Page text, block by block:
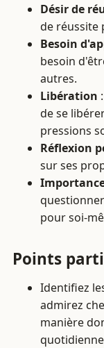
Désir de
de réussite
Besoin
besoin
autres.
Libération
de se
pressions
Réflexion
sur ses
pour soi-
Points
Identifiez
admirez
manière